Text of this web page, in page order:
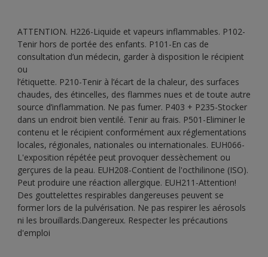
ATTENTION. H226-Liquide et vapeurs inflammables. P102-
Tenir hors de portée des enfants. P101-En cas de
consultation d’un médecin, garder à disposition le récipient
ou
l’étiquette. P210-Tenir à l’écart de la chaleur, des surfaces
chaudes, des étincelles, des flammes nues et de toute autre
source d’inflammation. Ne pas fumer. P403 + P235-Stocker
dans un endroit bien ventilé. Tenir au frais. P501-Eliminer le
contenu et le récipient conformément aux réglementations
locales, régionales, nationales ou internationales. EUH066-
L'exposition répétée peut provoquer dessèchement ou
gerçures de la peau. EUH208-Contient de l'octhilinone (ISO).
Peut produire une réaction allergique. EUH211-Attention!
Des gouttelettes respirables dangereuses peuvent se
former lors de la pulvérisation. Ne pas respirer les aérosols
ni les brouillards.Dangereux. Respecter les précautions
d'emploi